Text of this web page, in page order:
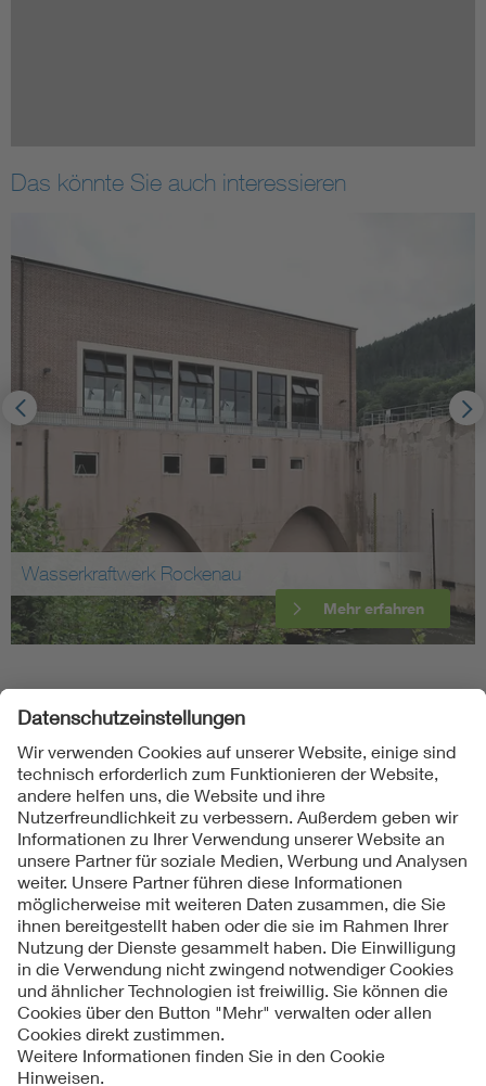
Das könnte Sie auch interessieren
Wasserkraftwerk Rockenau
Mehr erfahren
Folgen Sie uns
Kontakte
Service
Impressum
Datenschutzinformationen